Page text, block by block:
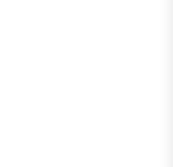
fælles træplantning i Børnenes